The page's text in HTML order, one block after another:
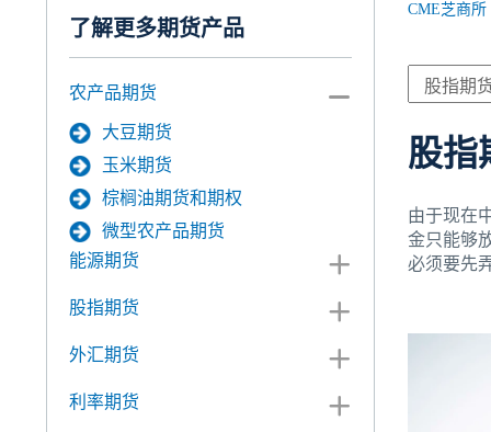
了解更多期货产品
农产品期货
大豆期货
玉米期货
棕榈油期货和期权
微型农产品期货
能源期货
股指期货
外汇期货
利率期货
CME芝商所
股指
由于现在
金只能够
必须要先